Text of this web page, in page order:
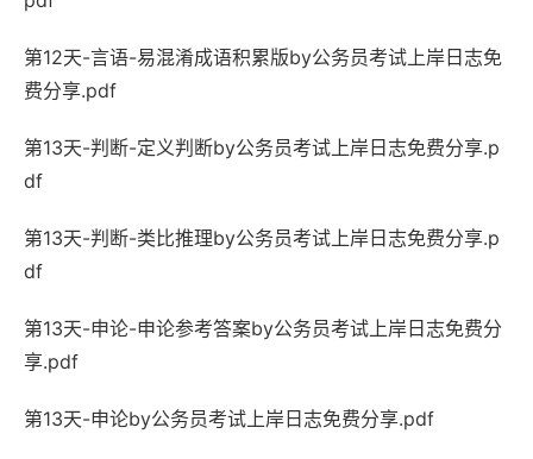
第12天-言语-易混淆成语积累版by公务员考试上岸日志免
费分享.pdf
第13天-判断-定义判断by公务员考试上岸日志免费分享.p
df
第13天-判断-类比推理by公务员考试上岸日志免费分享.p
df
第13天-申论-申论参考答案by公务员考试上岸日志免费分
享.pdf
第13天-申论by公务员考试上岸日志免费分享.pdf